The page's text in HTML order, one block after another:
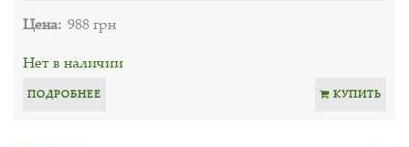
Цена: 988 грн
Нет в наличии
ПОДРОБНЕЕ КУПИТЬ